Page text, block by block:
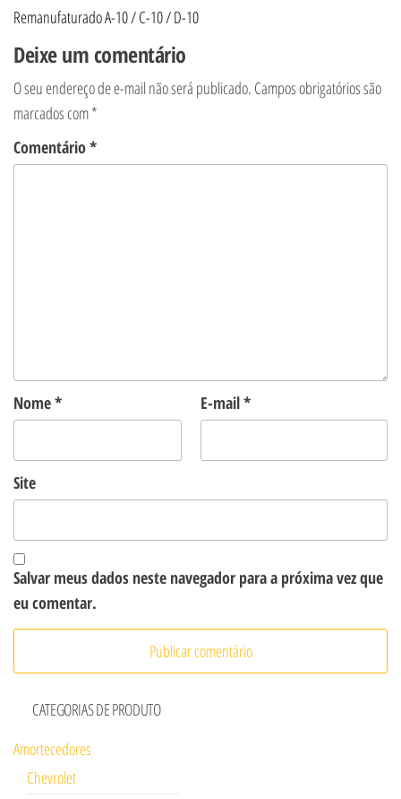
Remanufaturado A-10 / C-10 / D-10
Deixe um comentário
O seu endereço de e-mail não será publicado. Campos obrigatórios são
marcados com*
Comentário*
Nome* E-mail*
Site
Salvar meus dados neste navegador para a próxima vez que
eu comentar.
CATEGORIAS DE PRODUTO
Amortecedores
Chevrolet